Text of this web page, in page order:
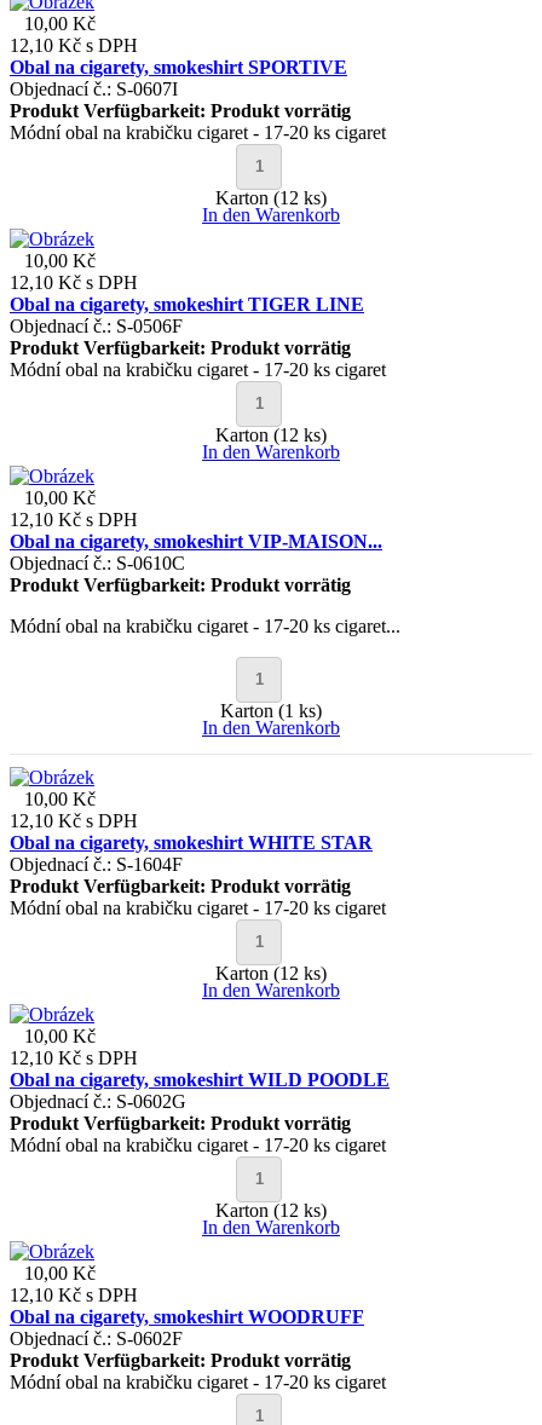
10,00 Kč
12,10 Kč s DPH
Obal na cigarety, smokeshirt SPORTIVE
Objednací č.: S-0607I
Produkt Verfügbarkeit: Produkt vorrätig
Módní obal na krabičku cigaret - 17-20 ks cigaret
Karton (12 ks)
In den Warenkorb
10,00 Kč
12,10 Kč s DPH
Obal na cigarety, smokeshirt TIGER LINE
Objednací č.: S-0506F
Produkt Verfügbarkeit: Produkt vorrätig
Módní obal na krabičku cigaret - 17-20 ks cigaret
Karton (12 ks)
In den Warenkorb
10,00 Kč
12,10 Kč s DPH
Obal na cigarety, smokeshirt VIP-MAISON...
Objednací č.: S-0610C
Produkt Verfügbarkeit: Produkt vorrätig
Módní obal na krabičku cigaret - 17-20 ks cigaret...
Karton (1 ks)
In den Warenkorb
10,00 Kč
12,10 Kč s DPH
Obal na cigarety, smokeshirt WHITE STAR
Objednací č.: S-1604F
Produkt Verfügbarkeit: Produkt vorrätig
Módní obal na krabičku cigaret - 17-20 ks cigaret
Karton (12 ks)
In den Warenkorb
10,00 Kč
12,10 Kč s DPH
Obal na cigarety, smokeshirt WILD POODLE
Objednací č.: S-0602G
Produkt Verfügbarkeit: Produkt vorrätig
Módní obal na krabičku cigaret - 17-20 ks cigaret
Karton (12 ks)
In den Warenkorb
10,00 Kč
12,10 Kč s DPH
Obal na cigarety, smokeshirt WOODRUFF
Objednací č.: S-0602F
Produkt Verfügbarkeit: Produkt vorrätig
Módní obal na krabičku cigaret - 17-20 ks cigaret